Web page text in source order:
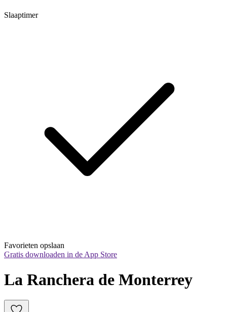
Slaaptimer
Favorieten opslaan
Gratis downloaden in de App Store
La Ranchera de Monterrey